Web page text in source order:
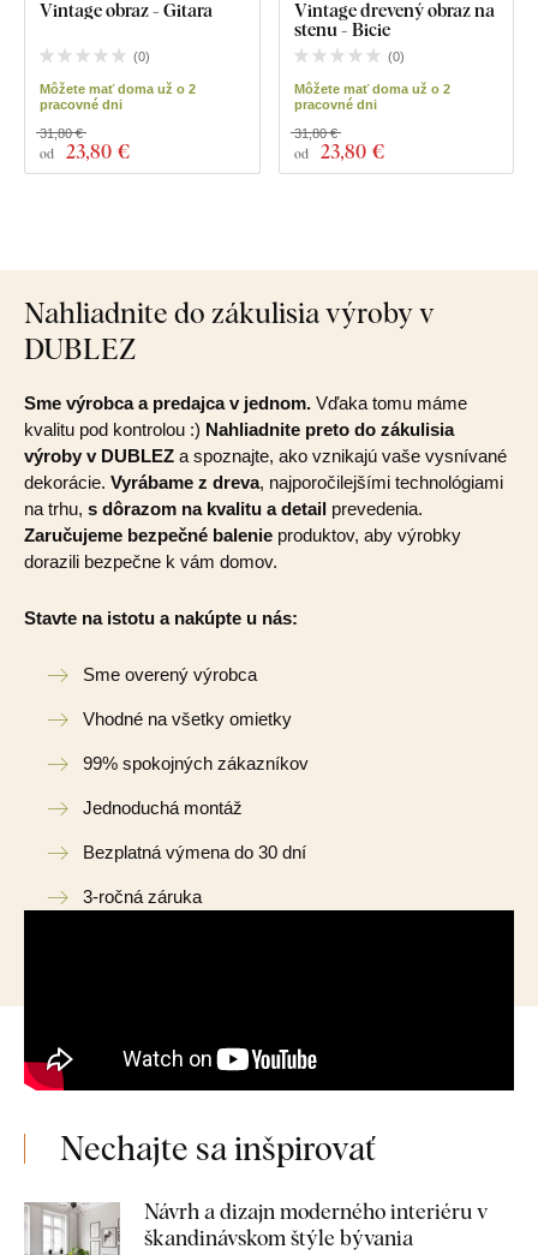
Vintage obraz - Gitara
(0)
Môžete mať doma už o 2
pracovné dni
od 23,80 €
31,80 €
Vintage drevený obraz na
stenu - Bicie
(0)
Môžete mať doma už o 2
pracovné dni
od 23,80 €
31,80 €
Nahliadnite do zákulisia výroby v
DUBLEZ
Sme výrobca a predajca v jednom. Vďaka tomu máme
kvalitu pod kontrolou :) Nahliadnite preto do zákulisia
výroby v DUBLEZ a spoznajte, ako vznikajú vaše vysnívané
dekorácie. Vyrábame z dreva, najporočilejšími technológiami
na trhu, s dôrazom na kvalitu a detail prevedenia.
Zaručujeme bezpečné balenie produktov, aby výrobky
dorazili bezpečne k vám domov.
Stavte na istotu a nakúpte u nás:
Sme overený výrobca
Vhodné na všetky omietky
99% spokojných zákazníkov
Jednoduchá montáž
Bezplatná výmena do 30 dní
3-ročná záruka
Nechajte sa inšpirovať
Návrh a dizajn moderného interiéru v
škandinávskom štýle bývania